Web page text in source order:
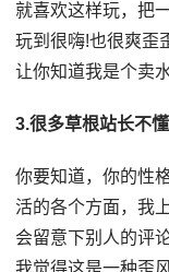
就喜欢这样玩，把
玩到很嗨!也很爽歪
让你知道我是个卖
3.很多草根站长不懂
你要知道，你的性
活的各个方面，我
会留意下别人的评